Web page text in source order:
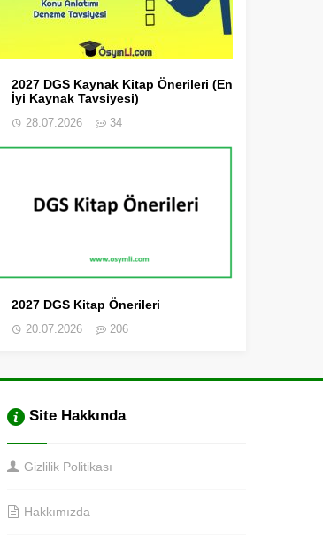
2027 DGS Kaynak Kitap Önerileri (En
İyi Kaynak Tavsiyesi)
28.07.2026 34
2027 DGS Kitap Önerileri
20.07.2026 206
Site Hakkında
Gizlilik Politikası
Hakkımızda